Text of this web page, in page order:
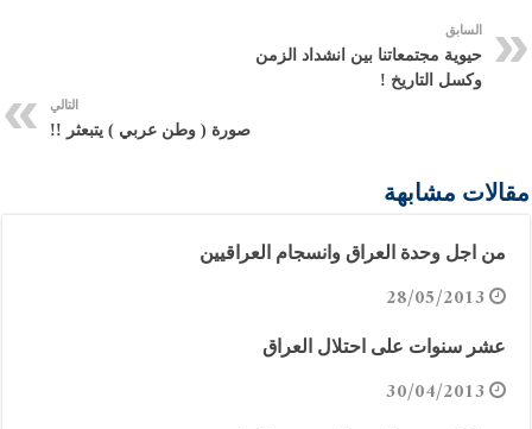
السابق
حيوية مجتمعاتنا بين انشداد الزمن
وكسل التاريخ !
التالي
صورة ( وطن عربي ) يتبعثر !!
مقالات مشابهة
من اجل وحدة العراق وانسجام العراقيين
28/05/2013
عشر سنوات على احتلال العراق
30/04/2013